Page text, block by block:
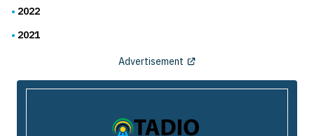
2022
2021
Advertisement